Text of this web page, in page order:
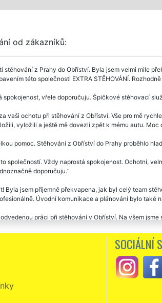
od zákazníků:
z Prahy do Obříství. Byla jsem velmi mile
této společnosti EXTRA STĚHOVÁNÍ.
spokojenost, vřele doporučuju. Špičkové stěhovací
vaši ochotu při stěhování z Obříství. Vše pro mě
vyložili a ještě mě dovezli zpět k mému autu. Moc
pomoc. Stěhování z Obříství do Prahy proběhlo
společností. Vždy naprostá spokojenost. Ochotní,
doporučuju.
Byla jsem příjemně překvapena, jak byl celý team
Úvodní komunikace a plánování bylo také
práci při stěhování v Obříství. Na všem
mi pomohli rozmístit větší nábytek, jak jsem si
Skutečně mohu vřele doporučit. Již jsem v Obříství
moje očekávání. Ještě jednou vám touto cestou moc
se stěhováním i cenou. Děkuji a doporučuji.
SOCIÁLNÍ